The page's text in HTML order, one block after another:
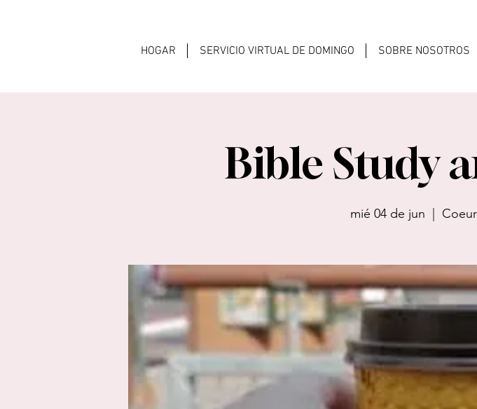
HOGAR SERVICIO VIRTUAL DE DOMINGO SOBRE NOSOTROS
Bible Study
mié 04 de jun